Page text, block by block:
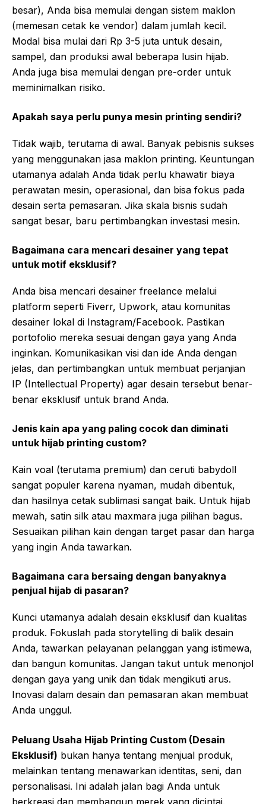
besar), Anda bisa memulai dengan sistem maklon
(memesan cetak ke vendor) dalam jumlah kecil.
Modal bisa mulai dari Rp 3-5 juta untuk desain,
sampel, dan produksi awal beberapa lusin hijab.
Anda juga bisa memulai dengan pre-order untuk
meminimalkan risiko.
Apakah saya perlu punya mesin printing sendiri?
Tidak wajib, terutama di awal. Banyak pebisnis sukses
yang menggunakan jasa maklon printing. Keuntungan
utamanya adalah Anda tidak perlu khawatir biaya
perawatan mesin, operasional, dan bisa fokus pada
desain serta pemasaran. Jika skala bisnis sudah
sangat besar, baru pertimbangkan investasi mesin.
Bagaimana cara mencari desainer yang tepat
untuk motif eksklusif?
Anda bisa mencari desainer freelance melalui
platform seperti Fiverr, Upwork, atau komunitas
desainer lokal di Instagram/Facebook. Pastikan
portofolio mereka sesuai dengan gaya yang Anda
inginkan. Komunikasikan visi dan ide Anda dengan
jelas, dan pertimbangkan untuk membuat perjanjian
IP (Intellectual Property) agar desain tersebut benar-
benar eksklusif untuk brand Anda.
Jenis kain apa yang paling cocok dan diminati
untuk hijab printing custom?
Kain voal (terutama premium) dan ceruti babydoll
sangat populer karena nyaman, mudah dibentuk,
dan hasilnya cetak sublimasi sangat baik. Untuk hijab
mewah, satin silk atau maxmara juga pilihan bagus.
Sesuaikan pilihan kain dengan target pasar dan harga
yang ingin Anda tawarkan.
Bagaimana cara bersaing dengan banyaknya
penjual hijab di pasaran?
Kunci utamanya adalah desain eksklusif dan kualitas
produk. Fokuslah pada storytelling di balik desain
Anda, tawarkan pelayanan pelanggan yang istimewa,
dan bangun komunitas. Jangan takut untuk menonjol
dengan gaya yang unik dan tidak mengikuti arus.
Inovasi dalam desain dan pemasaran akan membuat
Anda unggul.
Peluang Usaha Hijab Printing Custom (Desain
Eksklusif) bukan hanya tentang menjual produk,
melainkan tentang menawarkan identitas, seni, dan
personalisasi. Ini adalah jalan bagi Anda untuk
berkreasi dan membangun merek yang dicintai.